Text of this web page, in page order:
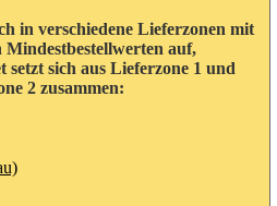
in verschiedene Lieferzonen mit
Mindestbestellwerten auf,
setzt sich aus Lieferzone 1 und
2 zusammen: